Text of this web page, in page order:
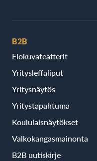
B2B
Elokuvateatterit
Yritysleffaliput
Yritysnäytös
Yritystapahtuma
Koululaisnäytökset
Valkokangasmainonta
B2B uutiskirje